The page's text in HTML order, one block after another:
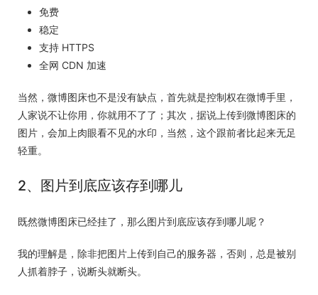
免费
稳定
支持 HTTPS
全网 CDN 加速
当然，微博图床也不是没有缺点，首先就是控制权在微博手里，
人家说不让你用，你就用不了了；其次，据说上传到微博图床的
图片，会加上肉眼看不见的水印，当然，这个跟前者比起来无足
轻重。
2、图片到底应该存到哪儿
既然微博图床已经挂了，那么图片到底应该存到哪儿呢？
我的理解是，除非把图片上传到自己的服务器，否则，总是被别
人抓着脖子，说断头就断头。